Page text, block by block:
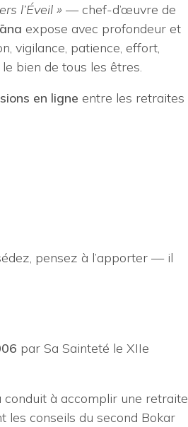
l’Éveil » — chef-d’œuvre de
expose avec profondeur et
vigilance, patience, effort,
bien de tous les êtres.
en ligne entre les retraites
pensez à l’apporter — il
par Sa Sainteté le XIIe
conduit à accomplir une retraite
les conseils du second Bokar